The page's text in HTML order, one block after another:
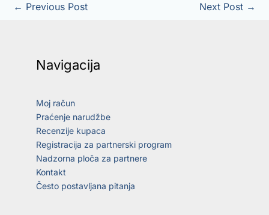
← Previous Post Next Post →
Navigacija
Moj račun
Praćenje narudžbe
Recenzije kupaca
Registracija za partnerski program
Nadzorna ploča za partnere
Kontakt
Često postavljana pitanja